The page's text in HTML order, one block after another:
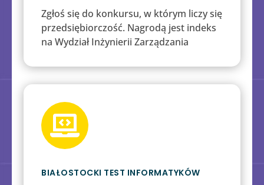
Zgłoś się do konkursu, w którym liczy się
przedsiębiorczość. Nagrodą jest indeks
na Wydział Inżynierii Zarządzania

BIAŁOSTOCKI TEST INFORMATYKÓW